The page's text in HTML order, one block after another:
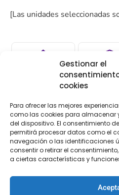
Gestionar el
cookies
Para ofrecer las mejores
como las cookies para
del dispositivo. El consentimiento
permitirá procesar datos como el
navegación o las identificaciones
consentir o retirar el
a ciertas características y
[Las unidades seleccionadas
ENVÍO
Descripción
Valoraciones (0)
Descripción